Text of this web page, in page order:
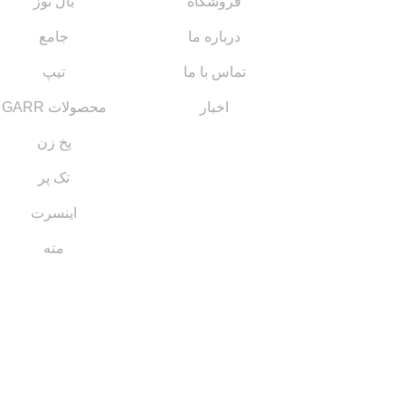
درباره ما
تماس با ما
اخبار
جامع
تیپ
محصولات GARR
پخ زن
تک پر
اینسرت
مته